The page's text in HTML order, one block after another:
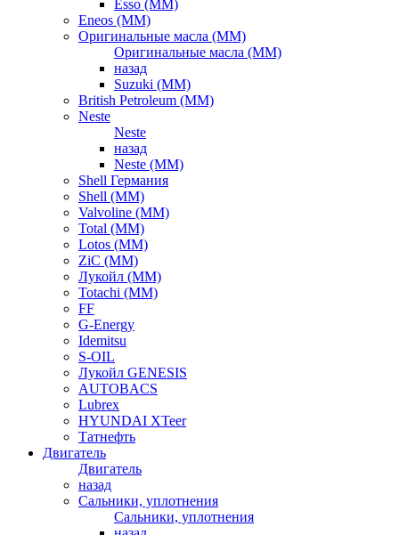
Esso (ММ)
Eneos (ММ)
Оригинальные масла (ММ)
Оригинальные масла (ММ)
назад
Suzuki (ММ)
British Petroleum (ММ)
Neste
Neste
назад
Neste (ММ)
Shell Германия
Shell (ММ)
Valvoline (ММ)
Total (ММ)
Lotos (ММ)
ZiC (ММ)
Лукойл (ММ)
Totachi (MM)
FF
G-Energy
Idemitsu
S-OIL
Лукойл GENESIS
AUTOBACS
Lubrex
HYUNDAI XTeer
Татнефть
Двигатель
Двигатель
назад
Сальники, уплотнения
Сальники, уплотнения